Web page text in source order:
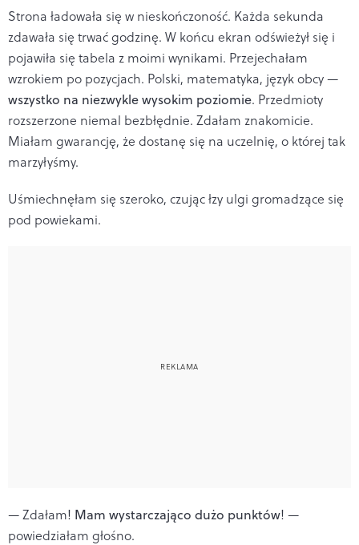
Strona ładowała się w nieskończoność. Każda sekunda
zdawała się trwać godzinę. W końcu ekran odświeżył się i
pojawiła się tabela z moimi wynikami. Przejechałam
wzrokiem po pozycjach. Polski, matematyka, język obcy —
wszystko na niezwykle wysokim poziomie. Przedmioty
rozszerzone niemal bezbłędnie. Zdałam znakomicie.
Miałam gwarancję, że dostanę się na uczelnię, o której tak
marzyłyśmy.
Uśmiechnęłam się szeroko, czując łzy ulgi gromadzące się
pod powiekami.
— Zdałam! Mam wystarczająco dużo punktów! —
powiedziałam głośno.